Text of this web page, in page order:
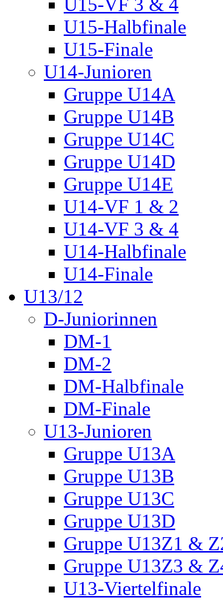
U15-Halbfinale
U15-Finale
U14-Junioren
Gruppe U14A
Gruppe U14B
Gruppe U14C
Gruppe U14D
Gruppe U14E
U14-VF 1 & 2
U14-VF 3 & 4
U14-Halbfinale
U14-Finale
U13/12
D-Juniorinnen
DM-1
DM-2
DM-Halbfinale
DM-Finale
U13-Junioren
Gruppe U13A
Gruppe U13B
Gruppe U13C
Gruppe U13D
Gruppe U13Z1 &
Gruppe U13Z3 &
U13-Viertelfinale